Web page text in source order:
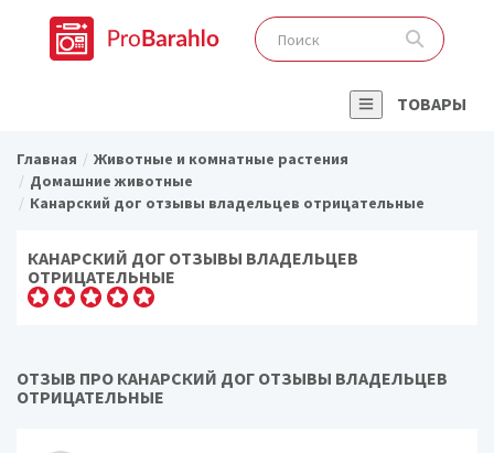
ТОВАРЫ
Главная
Животные и комнатные растения
Домашние животные
Канарский дог отзывы владельцев отрицательные
КАНАРСКИЙ ДОГ ОТЗЫВЫ ВЛАДЕЛЬЦЕВ
ОТРИЦАТЕЛЬНЫЕ
ОТЗЫВ ПРО КАНАРСКИЙ ДОГ ОТЗЫВЫ ВЛАДЕЛЬЦЕВ
ОТРИЦАТЕЛЬНЫЕ